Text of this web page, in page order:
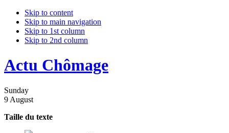
Skip to content
Skip to main navigation
Skip to 1st column
Skip to 2nd column
Actu Chômage
Sunday
9 August
Taille du texte